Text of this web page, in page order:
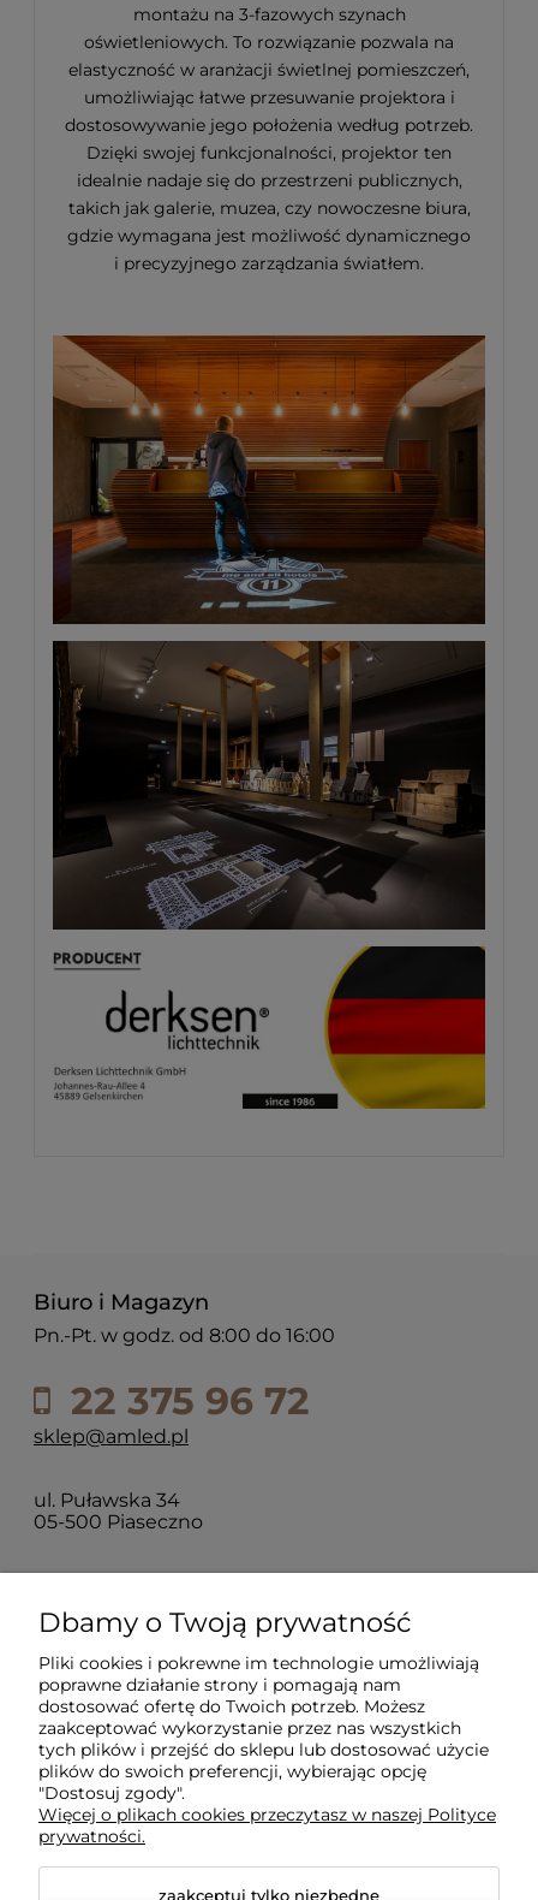
montażu na 3-fazowych szynach
oświetleniowych. To rozwiązanie pozwala na
elastyczność w aranżacji świetlnej pomieszczeń,
umożliwiając łatwe przesuwanie projektora i
dostosowywanie jego położenia według potrzeb.
Dzięki swojej funkcjonalności, projektor ten
idealnie nadaje się do przestrzeni publicznych,
takich jak galerie, muzea, czy nowoczesne biura,
gdzie wymagana jest możliwość dynamicznego
i precyzyjnego zarządzania światłem.
Biuro i Magazyn
Pn.-Pt. w godz. od 8:00 do 16:00
22 375 96 72
sklep@amled.pl
ul. Puławska 34
05-500 Piaseczno
Dla klientów
Informacje
O firmie
Dbamy o Twoją prywatność
Pliki cookies i pokrewne im technologie umożliwiają
poprawne działanie strony i pomagają nam
dostosować ofertę do Twoich potrzeb. Możesz
zaakceptować wykorzystanie przez nas wszystkich
tych plików i przejść do sklepu lub dostosować użycie
plików do swoich preferencji, wybierając opcję
"Dostosuj zgody".
Więcej o plikach cookies przeczytasz w naszej Polityce
prywatności.
zaakceptuj tylko niezbędne